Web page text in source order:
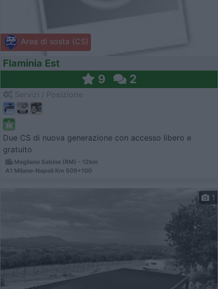
Area di sosta (CS)
Flaminia Est
9 2
Due CS di nuova generazione con accesso libero e
gratuito
Magliano Sabina (RM) - 12km
A1 Milano-Napoli Km 509+100
1